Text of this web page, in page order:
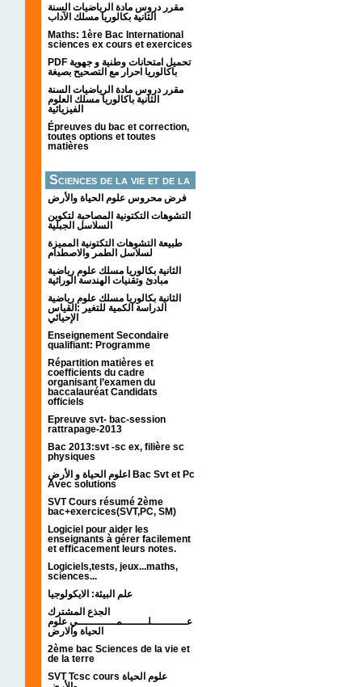
مقرر دروس مادة الرياضيات السنة
الثانية بكالوريا مسلك الآداب
Maths: 1ère Bac International
sciences ex cours et exercices
PDF تحميل امتحانات وطنية و جهوية
باكالوريا احرار مع التصحيح بصيغة
مقرر دروس مادة الرياضيات السنة
الثانية باكالوريا مسلك العلوم
الفيزيائية
Épreuves du bac et correction,
toutes options et toutes
matières
Sciences de la vie et de la
terre
فرض محروس علوم الحياة والأرض
التشوهات التكتونیة المصاحبة لتكوین
السلاسل الجبلیة
طبيعة التشوهات التكتونية المميزة
لسلاسل الطمر والاصطدام
الثانية بكالوريا مسلك علوم رياضية
مبادئ وتقنيات الهندسة الوراثية
الثانية بكالوريا مسلك علوم رياضية
الدراسة الكمية للتغير :القياس
الإحيائي
Enseignement Secondaire
qualifiant: Programme
Répartition matières et
coefficients du cadre
organisant l’examen du
baccalauréat Candidats
officiels
Epreuve svt- bac-session
rattrapage-2013
Bac 2013:svt -sc ex, filière sc
physiques
اعلوم الحياة و الأرض Bac Svt et Pc
Avec solutions
SVT Cours résumé 2ème
bac+exercices(SVT,PC, SM)
Logiciel pour aider les
enseignants à gérer facilement
et efficacement leurs notes.
Logiciels,tests, jeux...maths,
sciences...
علم البيئة: الايكولوجيا
الجذع المشترك
عـــــــــــلــــــــمــــــــــــي علوم
الحياة والارض
2ème bac Sciences de la vie et
de la terre
SVT Tcsc cours علوم الحياة